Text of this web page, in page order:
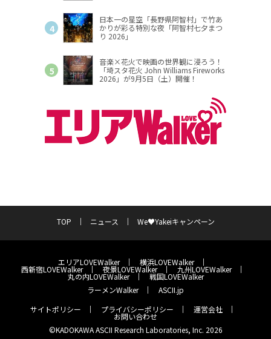
日本一の星空「長野県阿智村」で竹あ
かりが彩る特別な夜「阿智村七夕まつ
り 2026」
音楽×花火で映画の世界観に浸ろう！
「埼スタ花火 John Williams Fireworks
2026」が9月5日（土）開催！
TOP ニュース We♥Yakeiキャンペーン
エリアLOVEWalker 横浜LOVEWalker
西新宿LOVEWalker 夜景LOVEWalker 九州LOVEWalker
丸の内LOVEWalker
戦国LOVEWalker
ラーメンWalker
ASCII.jp
サイトポリシー
プライバシーポリシー 運営会社
お問い合わせ
©KADOKAWA ASCII Research Laboratories, Inc. 2026